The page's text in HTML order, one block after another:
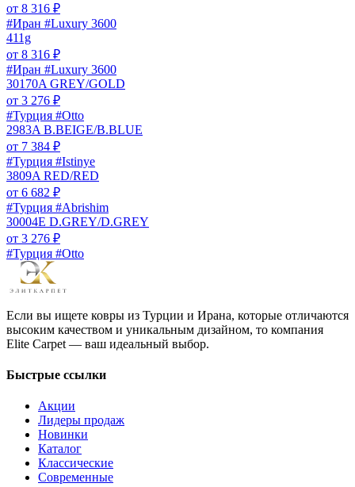
от 8 316 ₽
#Иран #Luxury 3600
411g
от 8 316 ₽
#Иран #Luxury 3600
30170A GREY/GOLD
от 3 276 ₽
#Турция #Otto
2983A B.BEIGE/B.BLUE
от 7 384 ₽
#Турция #Istinye
3809A RED/RED
от 6 682 ₽
#Турция #Abrishim
30004E D.GREY/D.GREY
от 3 276 ₽
#Турция #Otto
Если вы ищете ковры из Турции и Ирана, которые отличаются
высоким качеством и уникальным дизайном, то компания
Elite Carpet — ваш идеальный выбор.
Быстрые ссылки
Акции
Лидеры продаж
Новинки
Каталог
Классические
Современные